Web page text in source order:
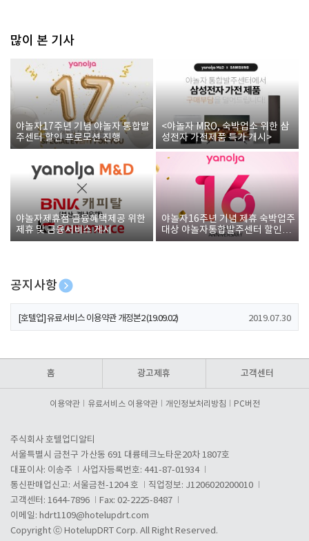
많이 본 기사
야놀자17주년 기념 야놀자 통합발
주센터 할인 프로모션 진행
<야놀자 MRO, 숙박업소 위한 삼
성전자 가전제품 특가 개시>
야놀자제휴점 금융혜택제공 위한
제휴 및 금융서비스 게시
야놀자16주년 기념 제휴 숙박업주
대상 야놀자통합발주센터 할인쿠
폰 증정
공지사항
[호텔업] 개인정보 처리방침 개정본1 (19.09.02)
[호텔업] 유료서비스 이용약관 개정본2 (19.09.02) 2019.07.30
홈 광고제휴 고객센터
이용약관 유료서비스 이용약관 개인정보처리방침 PC버전
주식회사 호텔업디알티
서울특별시 금천구 가산동 691 대륭테크노타운20차 1807호
대표이사: 이송주
사업자등록번호: 441-87-01934
통신판매업신고: 서울금천-1204 호
직업정보: J1206020200010
고객센터: 1644-7896
Fax: 02-2225-8487
이메일: hdrt1109@hotelupdrt.com
Copyright ⓒ HotelupDRT Corp. All Right Reserved.